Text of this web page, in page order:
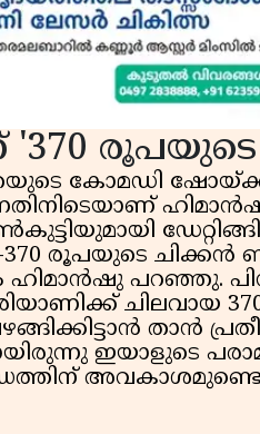
രൂപയുടെ
കോമഡി
രൂപയുടെ ചിക്കൻ
പറഞ്ഞു.
ചിലവായ
താൻ
ഇയാളുടെ